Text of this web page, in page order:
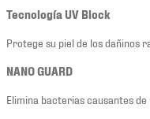
Tecnología UV Block
Protege su piel de los dañinos
NANO GUARD
Elimina bacterias causantes